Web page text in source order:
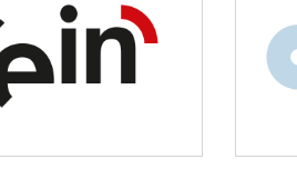
CEIN
empresarial